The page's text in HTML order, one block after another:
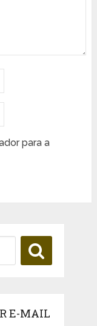
para a
E-MAIL